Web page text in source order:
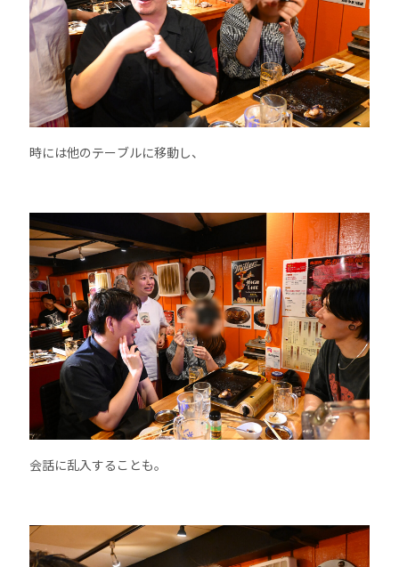
時には他のテーブルに移動し、
会話に乱入することも。